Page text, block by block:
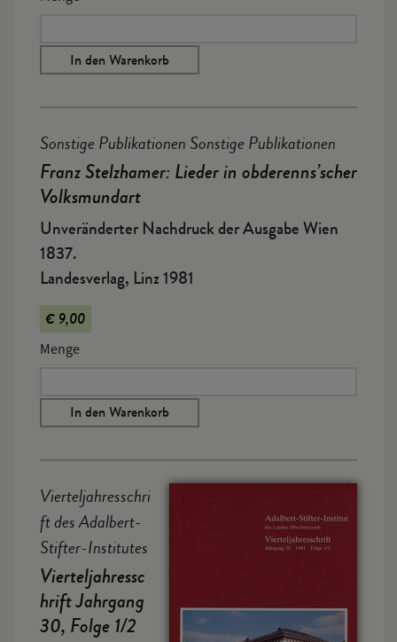
In den Warenkorb
Sonstige Publikationen Sonstige Publikationen
Franz Stelzhamer: Lieder in obderenns’scher
Volksmundart
Unveränderter Nachdruck der Ausgabe Wien
1837.
Landesverlag, Linz 1981
€ 9,00
Menge
In den Warenkorb
Vierteljahresschri
ft des Adalbert-
Stifter-Institutes
Vierteljahressc
hrift Jahrgang
30, Folge 1/2